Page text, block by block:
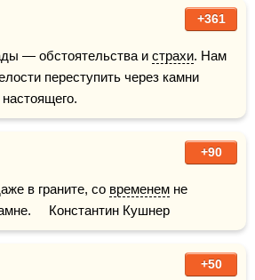
+361
— обстоятельства и страхи. Нам
переступить через камни
+90
в граните, со временем не
Константин Кушнер
+50